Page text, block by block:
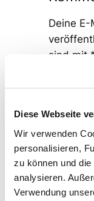
Diese Webseite
Wir verwenden
personalisieren,
zu können und
analysieren.
Verwendung
Deine
sind mit
Name*